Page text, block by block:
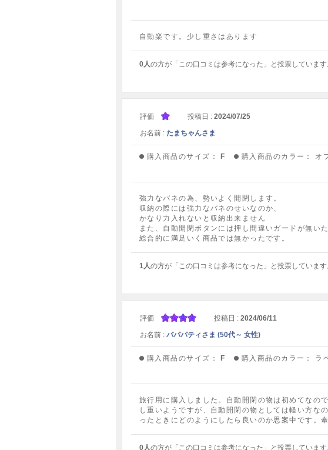
自動楽です。少し重さはあります
0人の方が「この口コミは参考になった」と投票しています
評価 投稿日 : 2024/07/25
お名前 : たまちゃんさま
購入商品のサイズ： F 購入商品のカラー： オ
強力なバネの為、勢いよく開閉します。
収納の際には強力なバネのせいなのか、
かなり力入れないと収納出来ません
また、自動開閉ボタンには押し間違いガードが無い
総合的に満足いく商品では無かったです。
1人の方が「この口コミは参考になった」と投票しています
評価 投稿日 : 2024/06/11
お名前 : パパパティさま (50代～ 女性)
購入商品のサイズ： F 購入商品のカラー： ラ
旅行用に購入しました。自動開閉の物は初めてなの
し重いようですが、自動開閉の物としては軽い方な
ったときにどのようにしたら良いのか思案中です。
0人の方が「この口コミは参考になった」と投票しています